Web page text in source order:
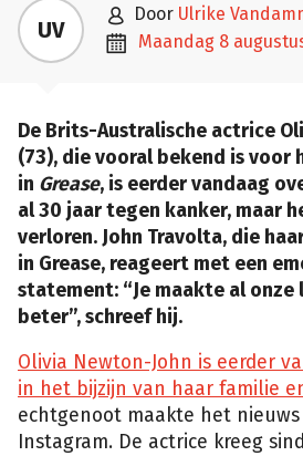
UV  door Ulrike
 maandag 8
De Brits-Australische actrice
(73), die vooral bekend is voor
in Grease, is eerder vandaag
al 30 jaar tegen kanker, maar
verloren. John Travolta, die
in Grease, reageert met een
statement: “Je maakte al onze
beter”, schreef hij.
Olivia Newton-John is eerder
in het bijzijn van haar familie
echtgenoot maakte het
Instagram. De actrice kreeg